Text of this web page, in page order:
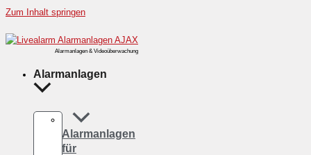
Zum Inhalt springen
Alarmanlagen & Videoüberwachung
Alarmanlagen
Alarmanlagen
für